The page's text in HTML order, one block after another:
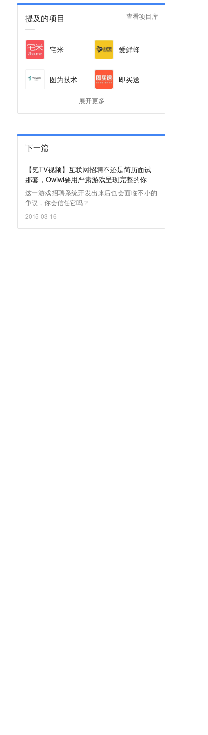
提及的项目 查看项目库
宅米 爱鲜蜂
图为技术 即买送
展开更多
下一篇
【氪TV视频】互联网招聘不还是简历面试
那套，Owiwi要用严肃游戏呈现完整的你
这一游戏招聘系统开发出来后也会面临不小的
争议，你会信任它吗？
2015-03-16